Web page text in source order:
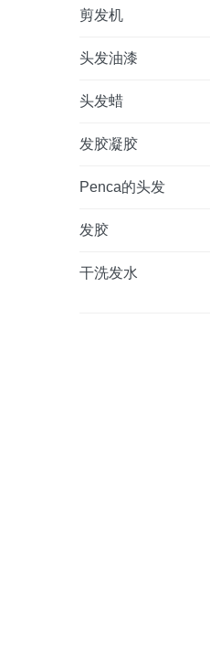
剪发机
头发油漆
头发蜡
发胶凝胶
Penca的头发
发胶
干洗发水